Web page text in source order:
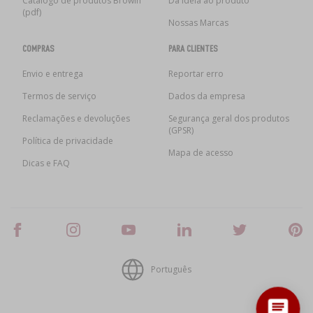
(pdf)
Nossas Marcas
COMPRAS
Envio e entrega
Termos de serviço
Reclamações e devoluções
Política de privacidade
Dicas e FAQ
PARA CLIENTES
Reportar erro
Dados da empresa
Segurança geral dos produtos
(GPSR)
Mapa de acesso
Português